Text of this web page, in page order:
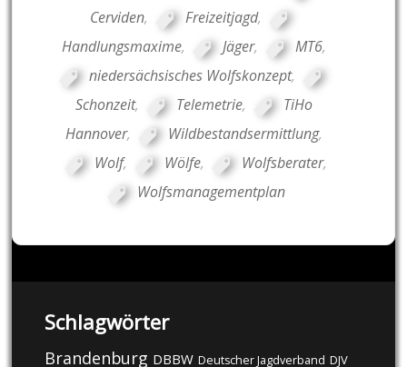
Cerviden, Freizeitjagd,
Handlungsmaxime, Jäger, MT6,
niedersächsisches Wolfskonzept,
Schonzeit, Telemetrie,
TiHo
Hannover, Wildbestandsermittlung,
Wolf, Wölfe, Wolfsberater,
Wolfsmanagementplan
Schlagwörter
Brandenburg DBBW Deutscher Jagdverband DJV